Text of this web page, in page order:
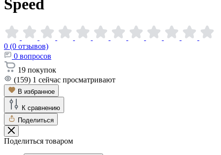
Speed
0 (0 отзывов)
0 вопросов
19 покупок
(159) 1 сейчас просматривают
В избранное
К сравнению
Поделиться
Поделиться товаром